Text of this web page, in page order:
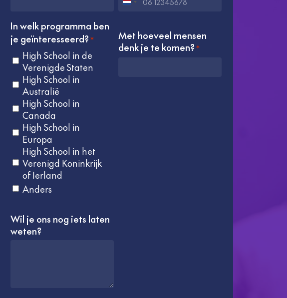
Pays-
+31
In welk programma ben
je geïnteresseerd? *
High School in de
Verenigde Staten
High School in
Australië
High School in
Canada
High School in
Europa
High School in het
Verenigd Koninkrijk
of Ierland
Anders
Met hoeveel mensen
denk je te komen? *
Wil je ons nog iets laten
weten?